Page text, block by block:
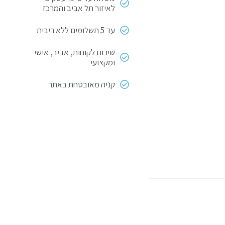
לאיזור תל אביב והמרכז
עד 5 תשלומים ללא ריבית
שירות לקוחות, אדיב, אישי
ומקצועי
קניה מאובטחת באתר